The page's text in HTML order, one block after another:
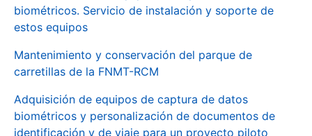
biométricos. Servicio de instalación y soporte de
estos equipos
Mantenimiento y conservación del parque de
carretillas de la FNMT-RCM
Adquisición de equipos de captura de datos
biométricos y personalización de documentos de
identificación y de viaje para un proyecto piloto